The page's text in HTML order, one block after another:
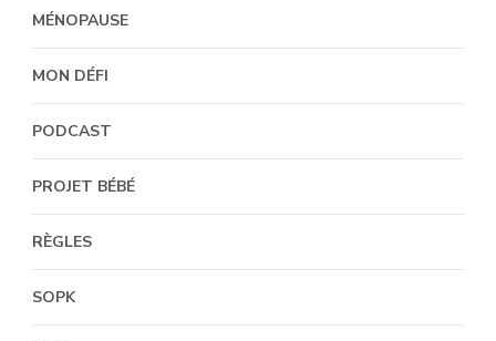
MÉNOPAUSE
MON DÉFI
PODCAST
PROJET BÉBÉ
RÈGLES
SOPK